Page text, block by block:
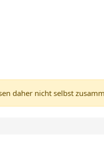
daher nicht selbst